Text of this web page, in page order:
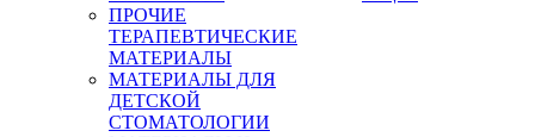
ПРОЧИЕ
ТЕРАПЕВТИЧЕСКИЕ
МАТЕРИАЛЫ
МАТЕРИАЛЫ ДЛЯ
ДЕТСКОЙ
СТОМАТОЛОГИИ